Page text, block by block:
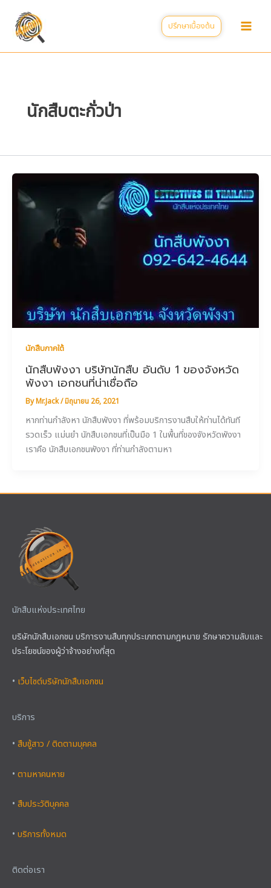
content
ปรึกษาเบื้องต้น
นักสืบตะกั่วป่า
นักสืบภาคใต้
นักสืบพังงา บริษัทนักสืบ อันดับ 1 ของจังหวัด
พังงา เอกชนที่น่าเชื่อถือ
ByMr.Jack/มิถุนายน 26, 2021
หากท่านกำลังหา นักสืบพังงา ที่พร้อมบริการงานสืบให้ท่านได้ทันที
รวดเร็ว แม่นยำ นักสืบเอกชนที่เป็นมือ 1 ในพื้นที่ของจังหวัดพังงา
เราคือ นักสืบเอกชนพังงา ที่ท่านกำลังตามหา
นักสืบแห่งประเทศไทย
บริษัทนักสืบเอกชน บริการงานสืบทุกประเภทตามกฎหมาย รักษาความลับและ
ประโยชน์ของผู้ว่าจ้างอย่างที่สุด
• เว็บไซต์บริษัทนักสืบเอกชน
บริการ
• สืบชู้สาว / ติดตามบุคคล
• ตามหาคนหาย
• สืบประวัติบุคคล
• บริการทั้งหมด
ติดต่อเรา